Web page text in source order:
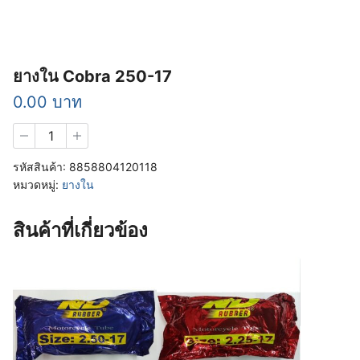
ยางใน Cobra 250-17
0.00 บาท
ยาง
ใน
Cobra
250-
ชิ้น
รหัสสินค้า: 8858804120118
หมวดหมู่: ยางใน
สินค้าที่เกี่ยวข้อง